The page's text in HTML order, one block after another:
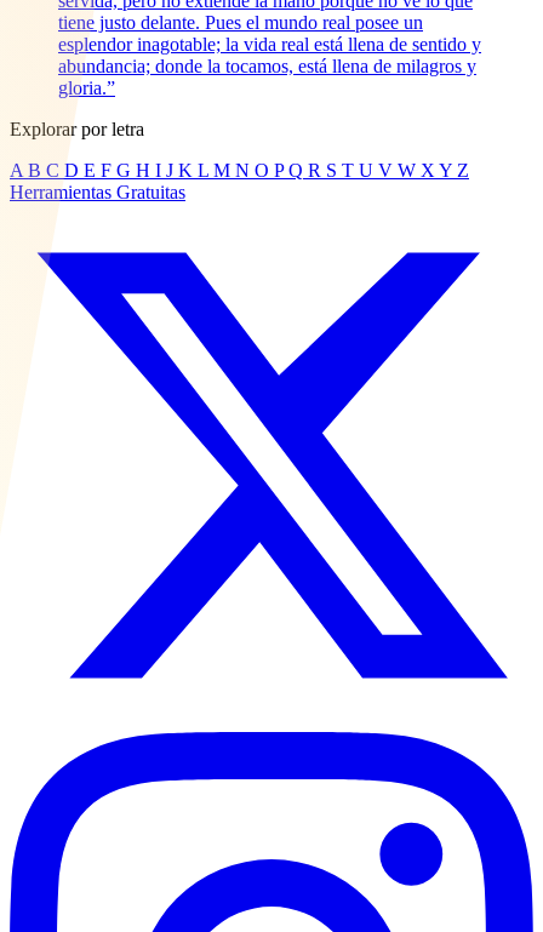
tiene justo delante. Pues el mundo real posee un
esplendor inagotable; la vida real está llena de sentido y
abundancia; donde la tocamos, está llena de milagros y
gloria.”
Explorar por letra
A B C D E F G H I J K L M N O P Q R S T U V W X Y Z
Herramientas Gratuitas